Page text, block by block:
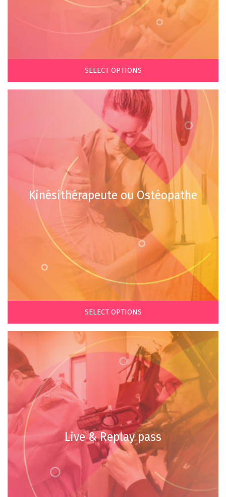
SELECT OPTIONS
Kinésithérapeute ou Ostéopathe
€ €
SELECT OPTIONS
Live & Replay pass
€